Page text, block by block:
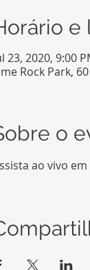
e
23, 2020, 9:00
Rock Park,
o
ao vivo